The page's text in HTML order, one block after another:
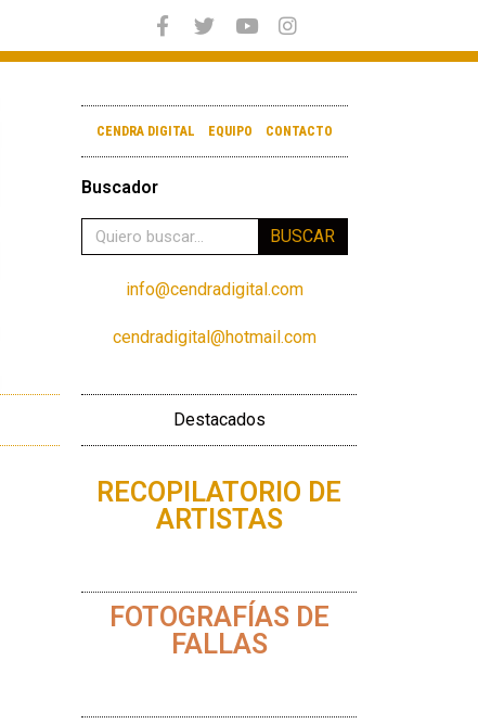
CENDRA DIGITAL EQUIPO CONTACTO
Buscador
BUSCAR
info@cendradigital.com
cendradigital@hotmail.com
Destacados
RECOPILATORIO DE
ARTISTAS
FOTOGRAFÍAS DE
FALLAS